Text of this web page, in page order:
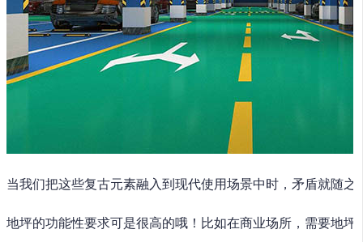
当我们把这些复古元素融入到现代使用场景中时，矛盾就随之
地坪的功能性要求可是很高的哦！比如在商业场所，需要地坪